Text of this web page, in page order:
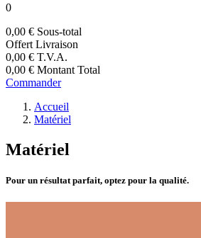
0
0,00 € Sous-total
Offert Livraison
0,00 € T.V.A.
0,00 € Montant Total
Commander
Accueil
Matériel
Matériel
Pour un résultat parfait, optez pour la qualité.